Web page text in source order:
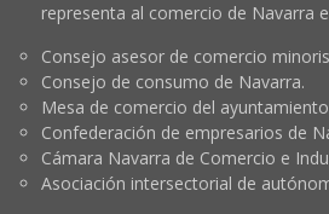
representa al comercio de Navarra
Consejo asesor de comercio
Consejo de consumo de Navarra.
Mesa de comercio del
Confederación de empresarios de
Cámara Navarra de Comercio e
Asociación intersectorial de